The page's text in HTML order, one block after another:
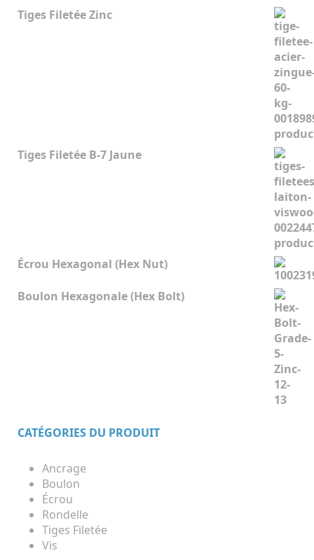
Tiges Filetée Zinc
Tiges Filetée B-7 Jaune
Écrou Hexagonal (Hex Nut)
Boulon Hexagonale (Hex Bolt)
CATÉGORIES DU PRODUIT
Ancrage
Boulon
Écrou
Rondelle
Tiges Filetée
Vis